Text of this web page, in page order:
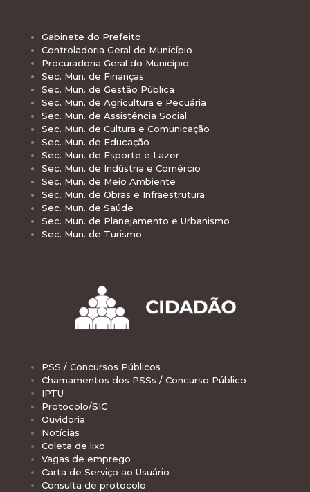
Gabinete do Prefeito
Controladoria Geral do Município
Procuradoria Geral do Município
Sec. Mun. de Finanças
Sec. Mun. de Gestão Pública
Sec. Mun. de Agricultura e Pecuária
Sec. Mun. de Assistência Social
Sec. Mun. de Cultura e Comunicação
Sec. Mun. de Educação
Sec. Mun. de Esporte e Lazer
Sec. Mun. de Indústria e Comércio
Sec. Mun. de Meio Ambiente
Sec. Mun. de Obras e Infraestrutura
Sec. Mun. de Saúde
Sec. Mun. de Planejamento e Urbanismo
Sec. Mun. de Turismo
PSS / Concursos Públicos
Chamamentos dos PSSs / Concurso Público
IPTU
Protocolo/SIC
Ouvidoria
Notícias
Coleta de lixo
Vagas de emprego
Carta de Serviço ao Usuário
Consulta de protocolo